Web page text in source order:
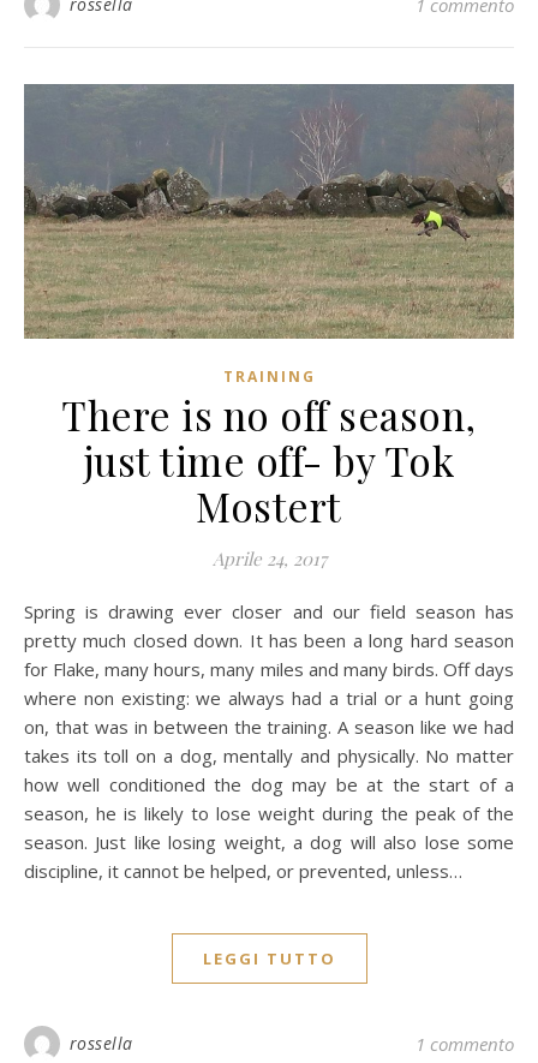
TRAINING
There is no off season,
just time off- by Tok
Mostert
Aprile 24, 2017
Spring is drawing ever closer and our field season has
pretty much closed down. It has been a long hard season
for Flake, many hours, many miles and many birds. Off days
where non existing: we always had a trial or a hunt going
on, that was in between the training. A season like we had
takes its toll on a dog, mentally and physically. No matter
how well conditioned the dog may be at the start of a
season, he is likely to lose weight during the peak of the
season. Just like losing weight, a dog will also lose some
discipline, it cannot be helped, or prevented, unless…
LEGGI TUTTO
rossella 1 commento